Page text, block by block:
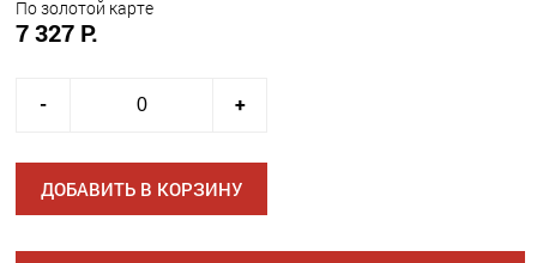
По золотой карте
7 327 Р.
- +
ДОБАВИТЬ В КОРЗИНУ